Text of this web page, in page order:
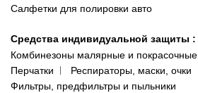
Салфетки для полировки авто
Средства индивидуальной защиты :
Комбинезоны малярные и покрасочные
Перчатки
Респираторы, маски, очки
Фильтры, предфильтры и пыльники